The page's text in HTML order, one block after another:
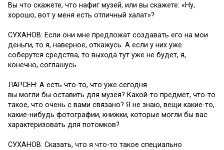
Вы что скажете, что нафиг музей, или вы скажете: «Ну,
хорошо, вот у меня есть отличный халат»?
СУХАНОВ: Если они мне предложат создавать его на мои
деньги, то я, наверное, откажусь. А если у них уже
соберутся средства, то выхода тут уже не будет, я,
конечно, соглашусь.
ЛАРСЕН: А есть что-то, что уже сегодня
вы могли бы оставить для музея? Какой-то предмет, что-то
такое, что очень с вами связано? Я не знаю, вещи какие-то,
какие-нибудь фотографии, книжки, которые могли бы вас
характеризовать для потомков?
СУХАНОВ: Сказать, что я что-то такое специально